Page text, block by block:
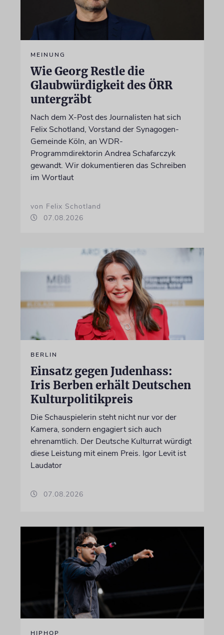
MEINUNG
Wie Georg Restle die
Glaubwürdigkeit des ÖRR
untergräbt
Nach dem X-Post des Journalisten hat sich
Felix Schotland, Vorstand der Synagogen-
Gemeinde Köln, an WDR-
Programmdirektorin Andrea Schafarczyk
gewandt. Wir dokumentieren das Schreiben
im Wortlaut
von Felix Schotland
07.08.2026
BERLIN
Einsatz gegen Judenhass:
Iris Berben erhält Deutschen
Kulturpolitikpreis
Die Schauspielerin steht nicht nur vor der
Kamera, sondern engagiert sich auch
ehrenamtlich. Der Deutsche Kulturrat würdigt
diese Leistung mit einem Preis. Igor Levit ist
Laudator
07.08.2026
HIPHOP